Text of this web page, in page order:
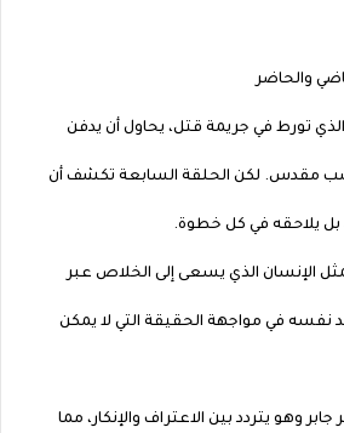
والحاضر
تورط في جريمة قتل، يحاول أن يدفن
مقدس. لكن الحلقة السابعة تكشف أن
بل يلاحقه في كل خطوة.
الإنسان الذي يسعى إلى الخلاص عبر
نفسه في مواجهة الحقيقة التي لا يمكن
وهو يتردد بين الاعتراف والإنكار، مما